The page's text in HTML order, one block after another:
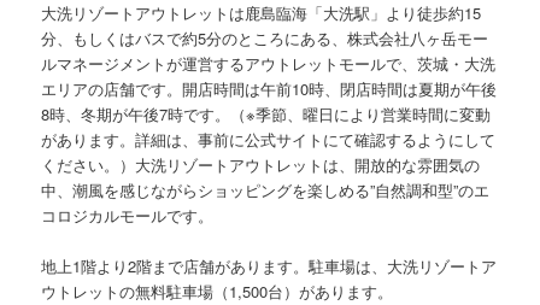
大洗リゾートアウトレットは鹿島臨海「大洗駅」より徒歩約15
分、もしくはバスで約5分のところにある、株式会社八ヶ岳モー
ルマネージメントが運営するアウトレットモールで、茨城・大洗
エリアの店舗です。開店時間は午前10時、閉店時間は夏期が午後
8時、冬期が午後7時です。（※季節、曜日により営業時間に変動
があります。詳細は、事前に公式サイトにて確認するようにして
ください。）大洗リゾートアウトレットは、開放的な雰囲気の
中、潮風を感じながらショッピングを楽しめる”自然調和型”のエ
コロジカルモールです。
地上1階より2階まで店舗があります。駐車場は、大洗リゾートア
ウトレットの無料駐車場（1,500台）があります。